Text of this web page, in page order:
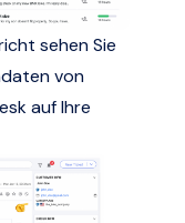
sehen Sie
von
auf Ihre